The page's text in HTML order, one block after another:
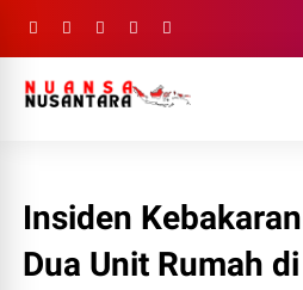
Insiden
Dua Unit Rumah